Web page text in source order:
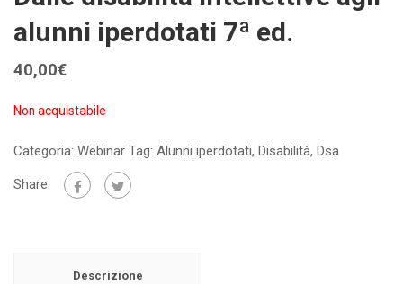
alunni iperdotati 7ª ed.
40,00€
Non acquistabile
Categoria: Webinar Tag: Alunni iperdotati, Disabilità, Dsa
Share:
Descrizione